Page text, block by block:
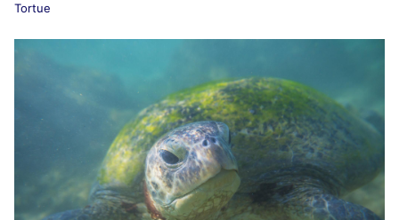
Tortue